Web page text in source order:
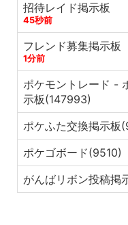
招待レイド掲示板
45秒前
フレンド募集掲示板
1分前
ポケモントレード -
示板(147993)
ポケふた交換掲示板
ポケゴボード(9510)
がんばリボン投稿掲